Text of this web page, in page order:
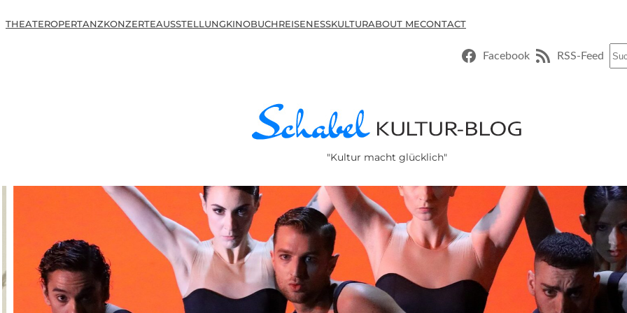
THEATEROPERTANZKONZERTEAUSSTELLUNGKINOBUCHREISENESSKULTURABOUT MECONTACT
Facebook RSS-Feed
"Kultur macht glücklich"